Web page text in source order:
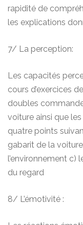
rapidité de
les explications
7/ La perception:
Les capacités
cours d’exercices
doubles
voiture ainsi que
quatre points
gabarit de la
l’environnement c)
du regard
8/ L’émotivité :